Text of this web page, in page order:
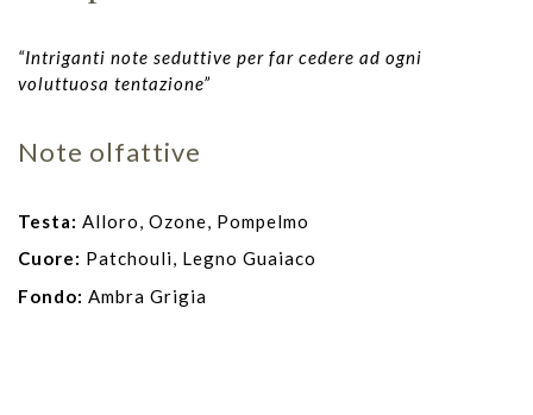
“Intriganti note seduttive per far cedere ad ogni
voluttuosa tentazione”
Note olfattive
Testa: Alloro, Ozone, Pompelmo
Cuore: Patchouli, Legno Guaiaco
Fondo: Ambra Grigia